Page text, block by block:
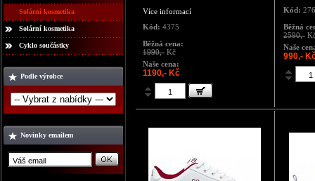
Solární kosmetika
Solární kosmetika
Cyklo součástky
Podle výrobce
Novinky emailem
Více informací
Kód: 4375
Běžná cena:
1990,- Kč
Naše cena:
1190,- Kč
Kód:
Běžná
2590,-
Naše
990,-